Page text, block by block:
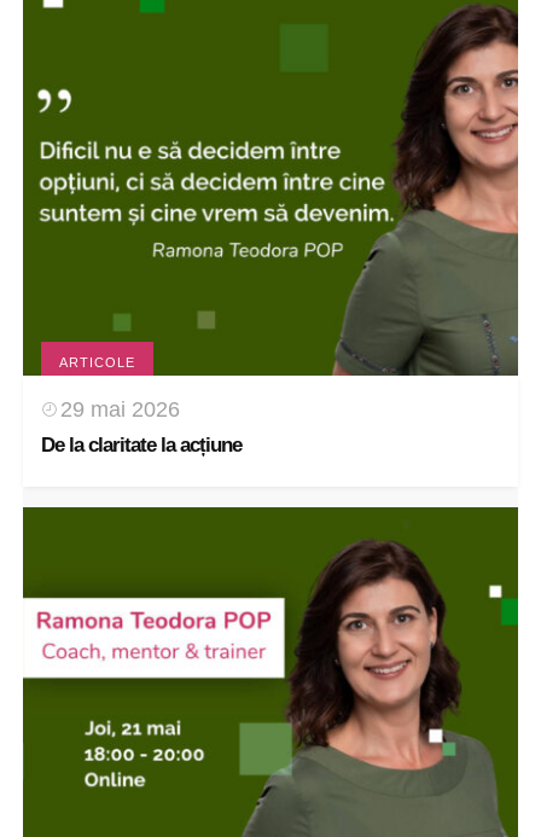
ARTICOLE
29 mai 2026
De la claritate la acțiune